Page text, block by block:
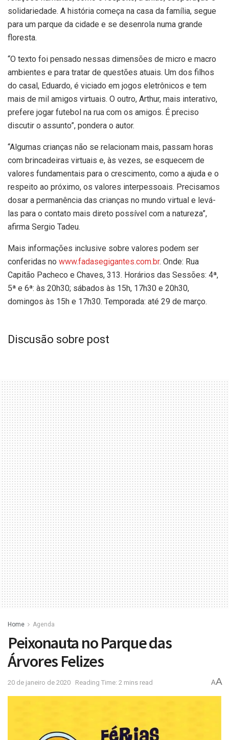
solidariedade. A história começa na casa da família, segue
para um parque da cidade e se desenrola numa grande
floresta.
“O texto foi pensado nessas dimensões de micro e macro
ambientes e para tratar de questões atuais. Um dos filhos
do casal, Eduardo, é viciado em jogos eletrônicos e tem
mais de mil amigos virtuais. O outro, Arthur, mais interativo,
prefere jogar futebol na rua com os amigos. É preciso
discutir o assunto”, pondera o autor.
“Algumas crianças não se relacionam mais, passam horas
com brincadeiras virtuais e, às vezes, se esquecem de
valores fundamentais para o crescimento, como a ajuda e o
respeito ao próximo, os valores interpessoais. Precisamos
dosar a permanência das crianças no mundo virtual e levá-
las para o contato mais direto possível com a natureza”,
afirma Sergio Tadeu.
Mais informações inclusive sobre valores podem ser
conferidas no www.fadasegigantes.com.br. Onde: Rua
Capitão Pacheco e Chaves, 313. Horários das Sessões: 4ª,
5ª e 6ª: às 20h30; sábados às 15h, 17h30 e 20h30,
domingos às 15h e 17h30. Temporada: até 29 de março.
Discusão sobre post
Home Agenda
Peixonauta no Parque das
Árvores Felizes
20 de janeiro de 2020 Reading Time: 2 mins read AA